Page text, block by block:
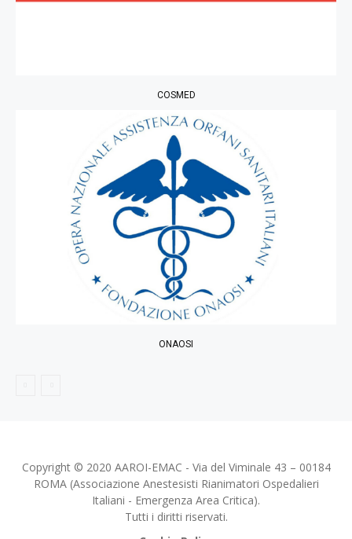
COSMED
ONAOSI
Copyright © 2020 AAROI-EMAC - Via del Viminale 43 – 00184
ROMA (Associazione Anestesisti Rianimatori Ospedalieri
Italiani - Emergenza Area Critica).
Tutti i diritti riservati.